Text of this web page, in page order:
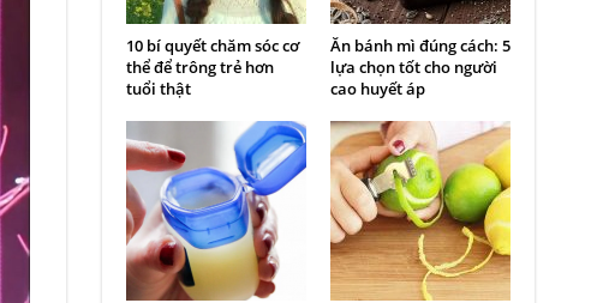
10 bí quyết chăm sóc cơ
thể để trông trẻ hơn
tuổi thật
Ăn bánh mì đúng cách: 5
lựa chọn tốt cho người
cao huyết áp